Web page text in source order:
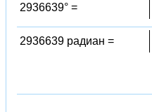
2936639° =
2936639 радиан =